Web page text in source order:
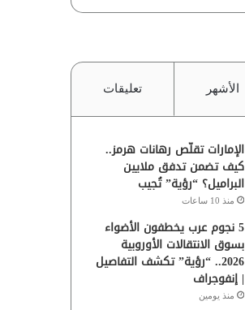
الأشهر تعليقات
الإمارات تقلّص رهانات هرمز..
كيف تضمن تدفق ملايين
البراميل؟ “رؤية” تُجيب
منذ 10 ساعات
5 نجوم عرب يخطفون الأضواء
بسوق الانتقالات الأوروبية
2026.. “رؤية” تكشف التفاصيل
| إنفوجراف
منذ يومين